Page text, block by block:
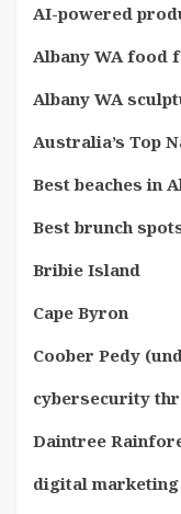
AI-powered
Albany WA food
Albany WA
Australia’s Top
Best beaches in
Best brunch
Bribie Island
Cape Byron
Coober Pedy
cybersecurity
Daintree
digital